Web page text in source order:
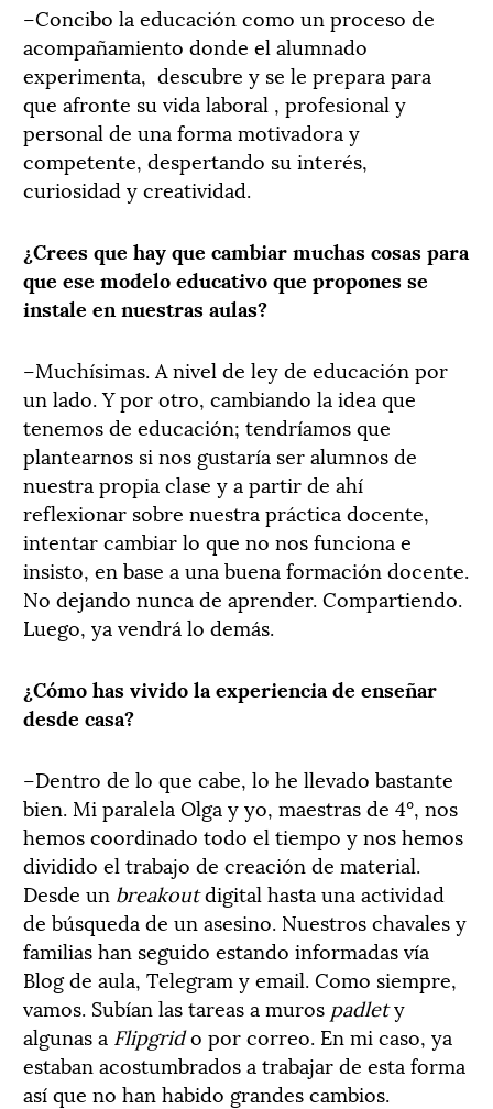
–Concibo la educación como un proceso de
acompañamiento donde el alumnado
experimenta, descubre y se le prepara para
que afronte su vida laboral , profesional y
personal de una forma motivadora y
competente, despertando su interés,
curiosidad y creatividad.
¿Crees que hay que cambiar muchas cosas para
que ese modelo educativo que propones se
instale en nuestras aulas?
–Muchísimas. A nivel de ley de educación por
un lado. Y por otro, cambiando la idea que
tenemos de educación; tendríamos que
plantearnos si nos gustaría ser alumnos de
nuestra propia clase y a partir de ahí
reflexionar sobre nuestra práctica docente,
intentar cambiar lo que no nos funciona e
insisto, en base a una buena formación docente.
No dejando nunca de aprender. Compartiendo.
Luego, ya vendrá lo demás.
¿Cómo has vivido la experiencia de enseñar
desde casa?
–Dentro de lo que cabe, lo he llevado bastante
bien. Mi paralela Olga y yo, maestras de 4°, nos
hemos coordinado todo el tiempo y nos hemos
dividido el trabajo de creación de material.
Desde un breakoutdigital hasta una actividad
de búsqueda de un asesino. Nuestros chavales y
familias han seguido estando informadas vía
Blog de aula, Telegram y email. Como siempre,
vamos. Subían las tareas a muros padlety
algunas a Flipgrido por correo. En mi caso, ya
estaban acostumbrados a trabajar de esta forma
así que no han habido grandes cambios.